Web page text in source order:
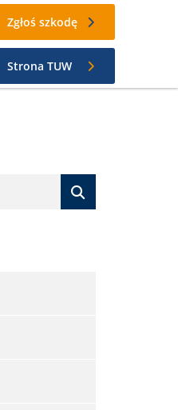
Zgłoś szkodę
Strona TUW